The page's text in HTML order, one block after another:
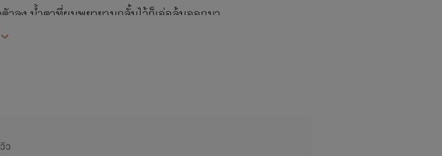
วลง น้ำตาที่ผมพยายามกลั้นไว้ก็เอ่อล้นออกมา
ส่ที่ทำราวกับผมเป็นคนพิเศษ ทุกอย่างที่เขามอบให้ คำปลอบโยนที่
ว